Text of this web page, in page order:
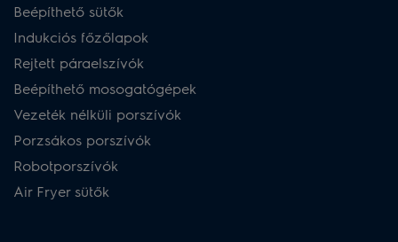
Beépíthető sütők
Indukciós főzőlapok
Rejtett páraelszívók
Beépíthető mosogatógépek
Vezeték nélküli porszívók
Porzsákos porszívók
Robotporszívók
Air Fryer sütők